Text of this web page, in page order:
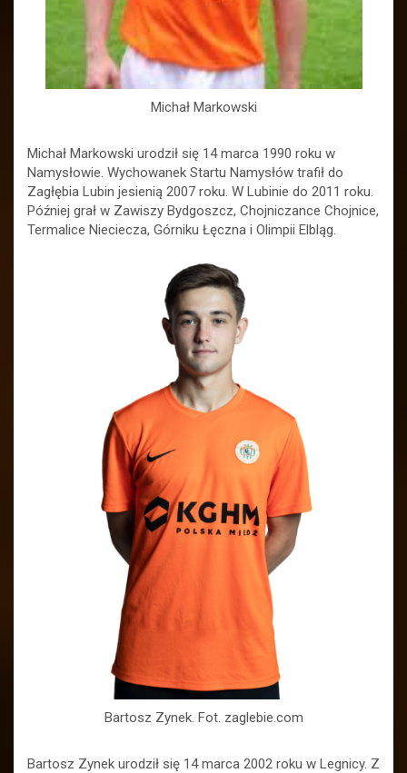
Michał Markowski
Michał Markowski urodził się 14 marca 1990 roku w
Namysłowie. Wychowanek Startu Namysłów trafił do
Zagłębia Lubin jesienią 2007 roku. W Lubinie do 2011 roku.
Później grał w Zawiszy Bydgoszcz, Chojniczance Chojnice,
Termalice Nieciecza, Górniku Łęczna i Olimpii Elbląg.
Bartosz Zynek. Fot. zaglebie.com
Bartosz Zynek urodził się 14 marca 2002 roku w Legnicy. Z